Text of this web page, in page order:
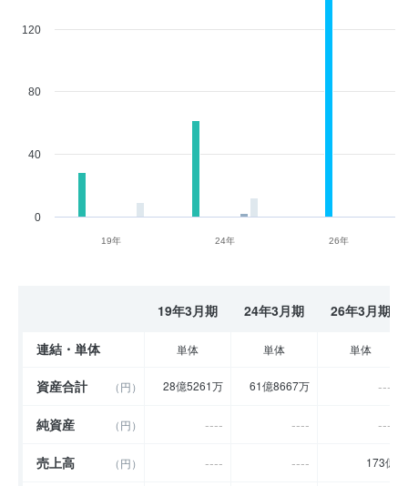
19年 24年 26年
0
40
80
120
19年3月期 24年3月期 26年3月期
連結・単体 単体 単体 単体
資産合計 （円） 28億5261万 61億8667万 ----
純資産 （円） ---- ---- ----
売上高 （円） ---- ---- 173億